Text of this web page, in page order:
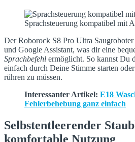
Sprachsteuerung kompatibel mit
Der Roborock S8 Pro Ultra
und Google Assistant, was dir eine
Sprachbefehl ermöglicht. So kannst Du
einfach durch Deine Stimme starten
rühren zu müssen.
Interessanter Artikel: E18
Fehlerbehebung ganz einfach
Selbstentleerender
komfortable Nutzung